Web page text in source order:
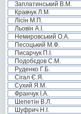
Заплатинський В.М.
Кравчук Л.М.
Лісін М.П.
Льовін А.І.
Немировський О.А.
Песоцький М.Ф.
Писарчук П.І.
Подобєдов С.М.
Руденко Г.Б.
Сігал Є.Я.
Сухий Я.М.
Франчук І.А.
Шепетін В.Л.
Шуфрич Н.І.